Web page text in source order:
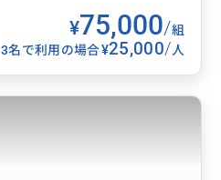
¥75,000/組
3名で利用の場合¥25,000/人